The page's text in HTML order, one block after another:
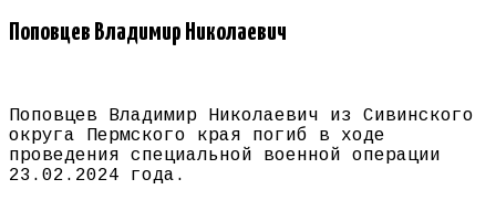
Поповцев Владимир Николаевич
Поповцев Владимир Николаевич из Сивинского
округа Пермского края погиб в ходе
проведения специальной военной операции
23.02.2024 года.